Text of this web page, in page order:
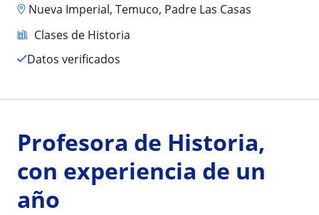
Nueva Imperial, Temuco, Padre Las Casas
Clases de Historia
Datos verificados
Profesora de Historia,
con experiencia de un
año